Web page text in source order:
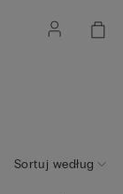
Sortuj według